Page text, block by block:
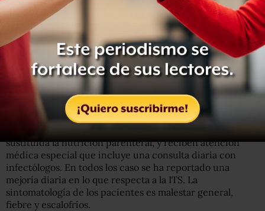
Las autoridades de Salud presumen que el brote puede
deberse a un lote de material infectado que fue
distribuido en estos hospitales en días pasados por la
empresa SAFE, Centro de Mezclas, la cual es una filial de
la farmacéutica PISA.
sustituida lanutrición parenteral,y reciben atención
médica especial que incluye una consulta diaria con
infectólogos. En todos los caso se ha reportado una
mejoría diaria en lo que respecta a la ITS. La
sintomatología de los pacientes es malestar general,
fiebre y escalofríos.